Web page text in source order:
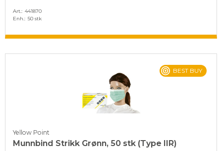
Art. 441870
Enh. 50 stk
BEST BUY
Yellow Point
Munnbind Strikk Grønn, 50 stk (Type IIR)